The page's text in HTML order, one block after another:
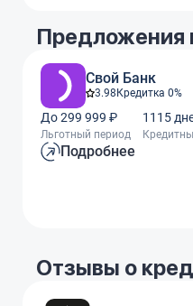
Предложения
Свой Банк
3.98 Кредитка 0%
До 299 999 ₽
Льготный период
1115
Подробнее
Отзывы о